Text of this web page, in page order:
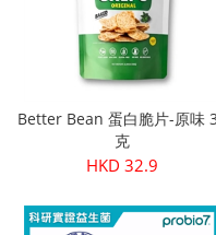
Better Bean 蛋白脆片-原味
克
HKD 32.9